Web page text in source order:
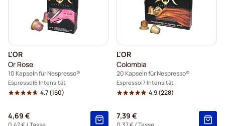
L'OR
Or Rose
10 Kapseln für Nespresso®
Espresso 6 Intensität
4.7(160)
4,69 €
L'OR
Colombia
20 Kapseln für Nespresso®
Espresso 7 Intensität
4.9(228)
7,39 €